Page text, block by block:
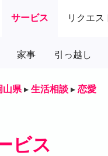
サービス リクエス
家事 引っ越し
山県 ▸ 生活相談 ▸ 恋愛
ビス